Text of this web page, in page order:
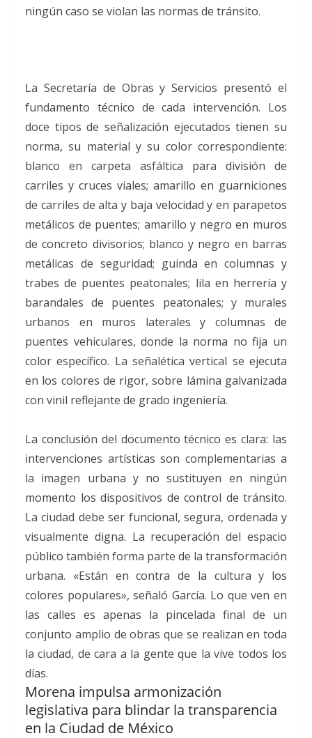
ningún caso se violan las normas de tránsito.
La Secretaría de Obras y Servicios presentó el
fundamento técnico de cada intervención. Los
doce tipos de señalización ejecutados tienen su
norma, su material y su color correspondiente:
blanco en carpeta asfáltica para división de
carriles y cruces viales; amarillo en guarniciones
de carriles de alta y baja velocidad y en parapetos
metálicos de puentes; amarillo y negro en muros
de concreto divisorios; blanco y negro en barras
metálicas de seguridad; guinda en columnas y
trabes de puentes peatonales; lila en herrería y
barandales de puentes peatonales; y murales
urbanos en muros laterales y columnas de
puentes vehiculares, donde la norma no fija un
color específico. La señalética vertical se ejecuta
en los colores de rigor, sobre lámina galvanizada
con vinil reflejante de grado ingeniería.
La conclusión del documento técnico es clara: las
intervenciones artísticas son complementarias a
la imagen urbana y no sustituyen en ningún
momento los dispositivos de control de tránsito.
La ciudad debe ser funcional, segura, ordenada y
visualmente digna. La recuperación del espacio
público también forma parte de la transformación
urbana. «Están en contra de la cultura y los
colores populares», señaló García. Lo que ven en
las calles es apenas la pincelada final de un
conjunto amplio de obras que se realizan en toda
la ciudad, de cara a la gente que la vive todos los
días.
Morena impulsa armonización
legislativa para blindar la transparencia
en la Ciudad de México